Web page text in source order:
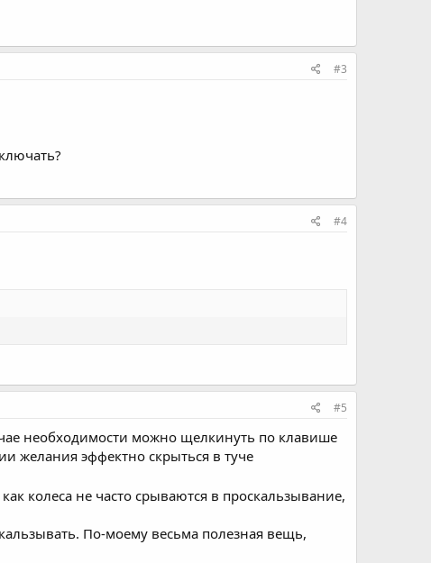
#3
#4
#5
необходимости можно щелкинуть по клавише
желания эффектно скрыться в туче
колеса не часто срываются в проскальзывание,
По-моему весьма полезная вещь,